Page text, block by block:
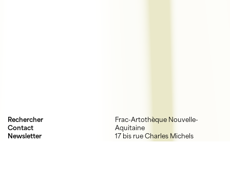
Rechercher
Contact
Newsletter
Frac-Artothèque Nouvelle-
Aquitaine
17 bis rue Charles Michels